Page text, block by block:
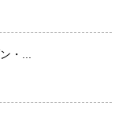
・...